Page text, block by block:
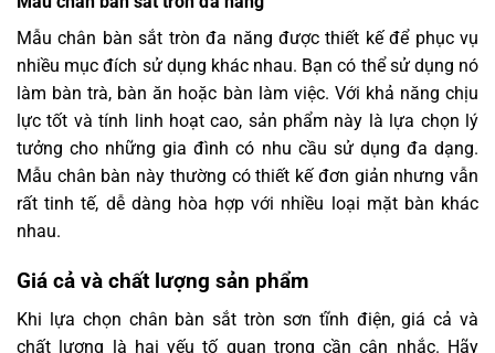
Mẫu chân bàn sắt tròn đa năng được thiết kế để phục vụ
nhiều mục đích sử dụng khác nhau. Bạn có thể sử dụng nó
làm bàn trà, bàn ăn hoặc bàn làm việc. Với khả năng chịu
lực tốt và tính linh hoạt cao, sản phẩm này là lựa chọn lý
tưởng cho những gia đình có nhu cầu sử dụng đa dạng.
Mẫu chân bàn này thường có thiết kế đơn giản nhưng vẫn
rất tinh tế, dễ dàng hòa hợp với nhiều loại mặt bàn khác
nhau.
Giá cả và chất lượng sản phẩm
Khi lựa chọn chân bàn sắt tròn sơn tĩnh điện, giá cả và
chất lượng là hai yếu tố quan trọng cần cân nhắc. Hãy